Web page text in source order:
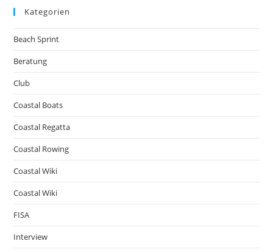
Kategorien
Beach Sprint
Beratung
Club
Coastal Boats
Coastal Regatta
Coastal Rowing
Coastal Wiki
Coastal Wiki
FISA
Interview